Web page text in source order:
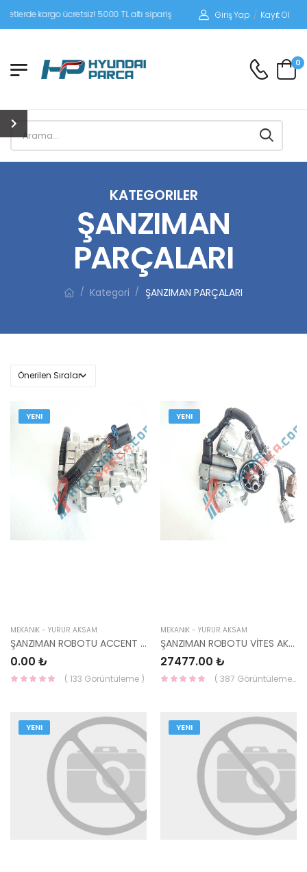
kargo ücretsiz! 5000 TL altı siparişlerinizde siparişleriniz alıcı ödemeli
Giriş Yap / Kayıt Ol
0
KATEGORILER
ŞANZIMAN
PARÇALARI
/ Kategori / ŞANZIMAN PARÇALARI
YENI
MEKANİK - YÜRÜR AKSAM
ŞANZIMAN ROBOTU ACCENT BLUE/İ30/CERATO/CEED 15- DCT 41470-2D300-HMC
0.00 ₺
( 133 Görüntüleme )
YENI
MEKANİK - YÜRÜR AKSAM
ŞANZIMAN ROBOTU VİTES AKTUATOR CEED 43800-2D110-HMC
27477.00 ₺
( 387 Görüntüleme )
YENI YENI